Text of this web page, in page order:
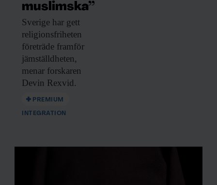
muslimska”
Sverige har gett
religionsfriheten
företräde framför
jämställdheten,
menar forskaren
Devin Rexvid.
PREMIUM
INTEGRATION